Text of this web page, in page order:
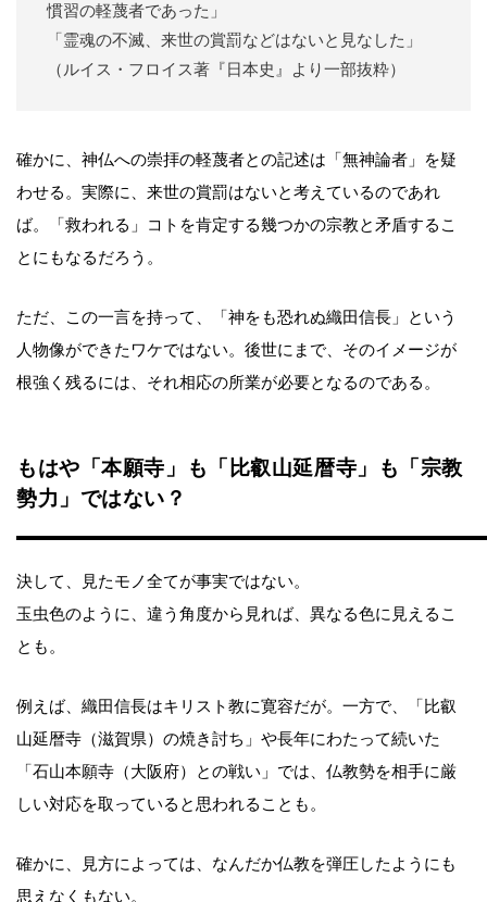
慣習の軽蔑者であった」
「霊魂の不滅、来世の賞罰などはないと見なした」
（ルイス・フロイス著『日本史』より一部抜粋）
確かに、神仏への崇拝の軽蔑者との記述は「無神論者」を疑
わせる。実際に、来世の賞罰はないと考えているのであれ
ば。「救われる」コトを肯定する幾つかの宗教と矛盾するこ
とにもなるだろう。
ただ、この一言を持って、「神をも恐れぬ織田信長」という
人物像ができたワケではない。後世にまで、そのイメージが
根強く残るには、それ相応の所業が必要となるのである。
もはや「本願寺」も「比叡山延暦寺」も「宗教
勢力」ではない？
決して、見たモノ全てが事実ではない。
玉虫色のように、違う角度から見れば、異なる色に見えるこ
とも。
例えば、織田信長はキリスト教に寛容だが。一方で、「比叡
山延暦寺（滋賀県）の焼き討ち」や長年にわたって続いた
「石山本願寺（大阪府）との戦い」では、仏教勢を相手に厳
しい対応を取っていると思われることも。
確かに、見方によっては、なんだか仏教を弾圧したようにも
思えなくもない。